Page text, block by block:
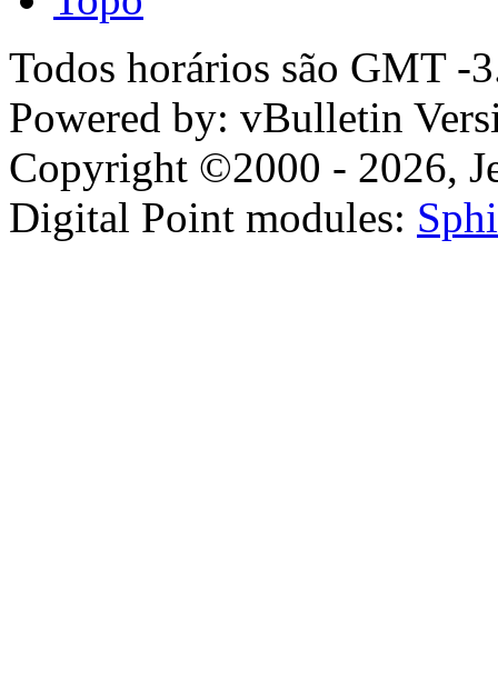
Todos horários são GMT -
Powered by: vBulletin
Copyright ©2000 - 2026,
Digital Point modules: